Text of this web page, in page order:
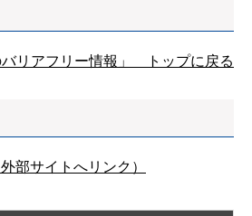
バリアフリー情報」 トップに戻る
部サイトへリンク）